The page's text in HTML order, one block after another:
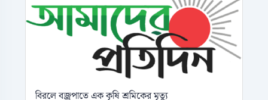
বিরলে বজ্রপাতে এক কৃষি শ্রমিকের মৃত্যু